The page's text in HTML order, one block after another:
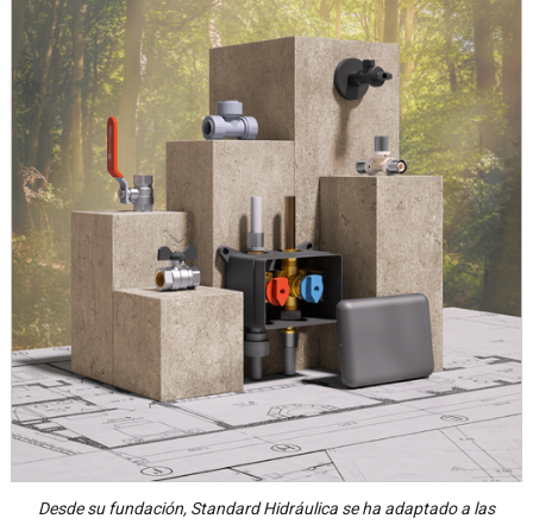
Desde su fundación, Standard Hidráulica se ha adaptado a las